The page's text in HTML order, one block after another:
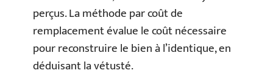
perçus. La méthode par coût de
remplacement évalue le coût nécessaire
pour reconstruire le bien à l’identique, en
déduisant la vétusté.